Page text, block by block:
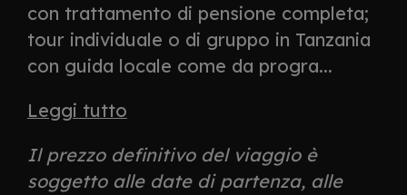
con trattamento di pensione completa;
tour individuale o di gruppo in Tanzania
con guida locale come da progra...
Leggi tutto
Il prezzo definitivo del viaggio è
soggetto alle date di partenza, alle